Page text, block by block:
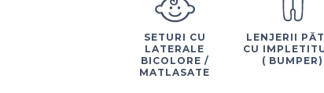
SETURI CU
LATERALE
BICOLORE /
MATLASATE
LENJERII
CU
( BUMPER)